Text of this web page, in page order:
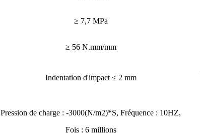
≥ 7,7 MPa
≥ 56 N.mm/mm
Indentation d'impact ≤ 2 mm
Pression de charge : -3000(N/m2)*S, Fréquence : 10HZ,
Fois : 6 millions